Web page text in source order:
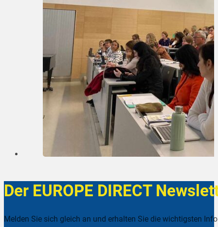
Der EUROPE DIRECT
Melden Sie sich gleich an und erhalten Sie die wichtigsten